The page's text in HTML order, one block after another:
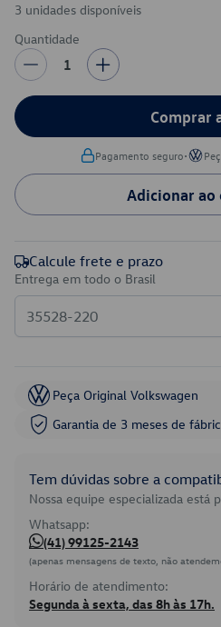
3 unidades disponíveis
Quantidade
1
Comprar
Pagamento seguro•
Adicionar ao
Calcule frete e prazo
Entrega em todo o Brasil
Peça Original Volkswagen
Garantia de 3 meses de
Tem dúvidas sobre a
Nossa equipe especializada está
Whatsapp:
(41) 99125-2143
(apenas mensagens de texto, não
Horário de atendimento:
Segunda à sexta, das 8h às 17h.